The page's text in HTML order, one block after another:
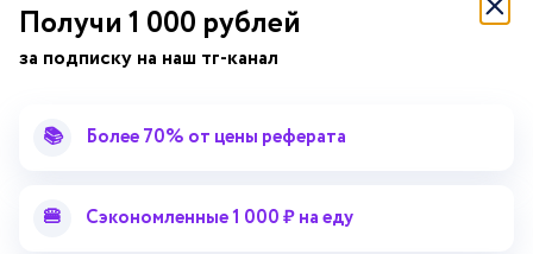
Научные статьи
Методические указания
Статьи от экспертов
Помощь эксперта
Поиск репетитора
Получи 1 000 рублей
за подписку на наш тг-канал
📚 Более 70% от цены реферата
🍔 Сэкономленные 1 000 ₽ на еду